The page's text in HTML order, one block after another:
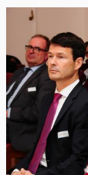
1.337
0